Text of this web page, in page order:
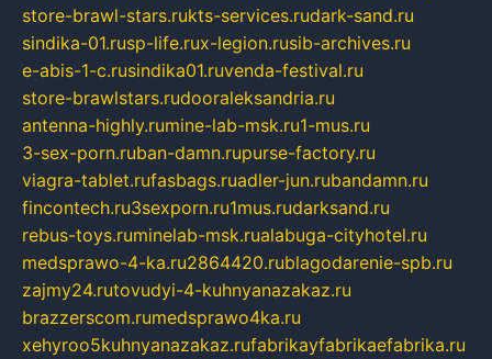
store-brawl-stars.rukts-services.rudark-sand.ru
sindika-01.rusp-life.rux-legion.rusib-archives.ru
e-abis-1-c.rusindika01.ruvenda-festival.ru
store-brawlstars.rudooraleksandria.ru
antenna-highly.rumine-lab-msk.ru1-mus.ru
3-sex-porn.ruban-damn.rupurse-factory.ru
viagra-tablet.rufasbags.ruadler-jun.rubandamn.ru
fincontech.ru3sexporn.ru1mus.rudarksand.ru
rebus-toys.ruminelab-msk.rualabuga-cityhotel.ru
medsprawo-4-ka.ru2864420.rublagodarenie-spb.ru
zajmy24.rutovudyi-4-kuhnyanazakaz.ru
brazzerscom.rumedsprawo4ka.ru
xehyroo5kuhnyanazakaz.rufabrikayfabrikaefabrika.ru